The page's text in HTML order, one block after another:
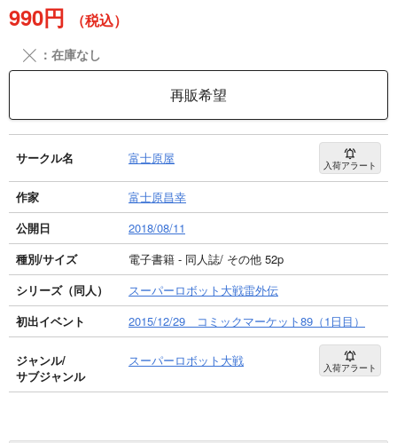
990円 （税込）
╳ ：在庫なし
再販希望
サークル名 富士原屋 入荷アラート
作家
富士原昌幸
公開日
2018/08/11
種別/サイズ
電子書籍 - 同人誌/ その他 52p
シリーズ（同人）
スーパーロボット大戦雷外伝
初出イベント
2015/12/29 コミックマーケット89（1日目）
ジャンル/
サブジャンル
スーパーロボット大戦 入荷アラート